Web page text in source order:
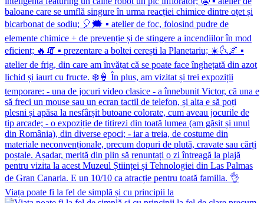
Viața poate fi la fel de simplă și cu principii la